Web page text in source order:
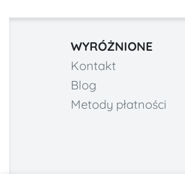
WYRÓŻNIONE
Kontakt
Blog
Metody płatności